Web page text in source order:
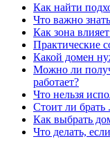
Как найти
Что важно
Как зона
Практические
Какой домен
Можно ли
работает?
Что нельзя
Стоит ли брать
Как выбрать
Что делать,